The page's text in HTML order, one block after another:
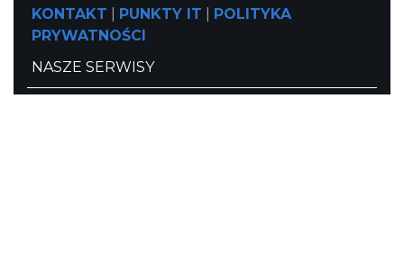
KONTAKT PUNKTY IT
POLITYKA
PRYWATNOŚCI
NASZE SERWISY